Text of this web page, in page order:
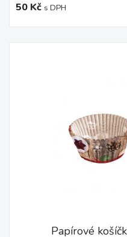
50 Kč s DPH
Papírové